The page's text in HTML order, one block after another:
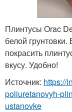
Плинтусы Orac
белой
покрасить
вкусу. Удобно!
Источник: https://
poliuretanovyh-
ustanovke